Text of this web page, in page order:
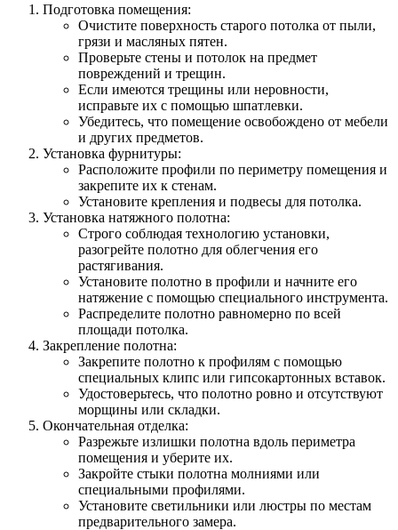
Подготовка помещения:
Очистите поверхность старого потолка от пыли,
грязи и масляных пятен.
Проверьте стены и потолок на предмет
повреждений и трещин.
Если имеются трещины или неровности,
исправьте их с помощью шпатлевки.
Убедитесь, что помещение освобождено от мебели
и других предметов.
Установка фурнитуры:
Расположите профили по периметру помещения и
закрепите их к стенам.
Установите крепления и подвесы для потолка.
Установка натяжного полотна:
Строго соблюдая технологию установки,
разогрейте полотно для облегчения его
растягивания.
Установите полотно в профили и начните его
натяжение с помощью специального инструмента.
Распределите полотно равномерно по всей
площади потолка.
Закрепление полотна:
Закрепите полотно к профилям с помощью
специальных клипс или гипсокартонных вставок.
Удостоверьтесь, что полотно ровно и отсутствуют
морщины или складки.
Окончательная отделка:
Разрежьте излишки полотна вдоль периметра
помещения и уберите их.
Закройте стыки полотна молниями или
специальными профилями.
Установите светильники или люстры по местам
предварительного замера.